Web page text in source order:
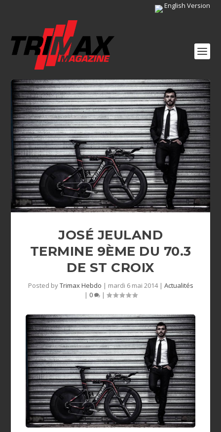
English Version
JOSÉ JEULAND
TERMINE 9ÈME DU 70.3
DE ST CROIX
Posted byTrimax Hebdo | mardi 6 mai 2014| Actualités
| 0 |